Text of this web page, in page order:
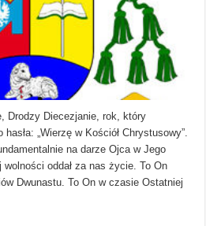
Drodzy Diecezjanie, rok, który
„Wierzę w Kościół Chrystusowy”.
na darze Ojca w Jego
oddał za nas życie. To On
Dwunastu. To On w czasie Ostatniej